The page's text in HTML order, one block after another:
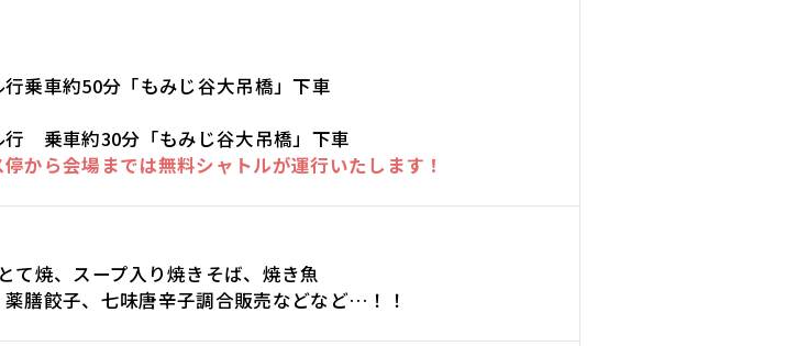
車約50分「もみじ谷大吊橋」下車
乗車約30分「もみじ谷大吊橋」下車
から会場までは無料シャトルが運行いたします！
て焼、スープ入り焼きそば、焼き魚
膳餃子、七味唐辛子調合販売などなど…！！